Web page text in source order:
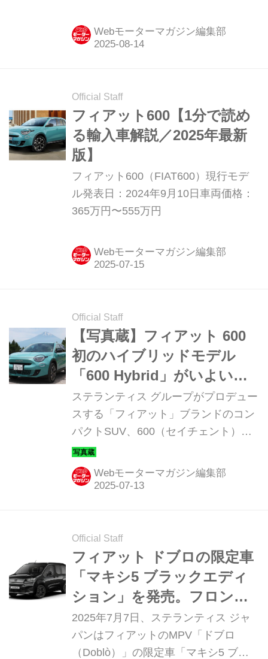
Webモーターマガジン編集部
Official Staff
フィアット600【1分で読め
る輸入車解説／2025年最新
版】
フィアット600（FIAT600）現行モデ
ル発表日：2024年9月10日車両価格：
365万円〜555万円
Webモーターマガジン編集部
Official Staff
【写真蔵】フィアット 600
初のハイブリッドモデル
「600 Hybrid」がいよいよ
日本デビュー！
ステランティス グループがプロデュー
スする「フィアット」ブランドのコン
パクトSUV、600（セイチェント）に
ハイブリッドモデルが追加設定され
た。そのディテールを写真で紹介しよ
う。
Webモーターマガジン編集部
Official Staff
フィアット ドブロの限定車
「マキシ5 ブラックエディ
ション」を発売。フロント
フェースがスタイリッシ
ュ！
2025年7月7日、ステランティス ジャ
パンはフィアットのMPV「ドブロ
（Doblò）」の限定車「マキシ5 ブラ